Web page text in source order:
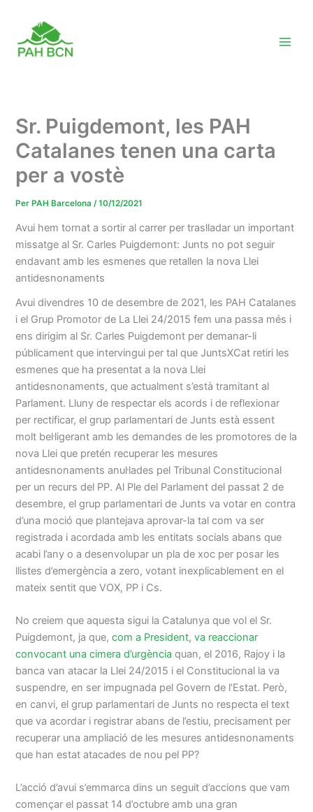
contingut
Sr. Puigdemont, les PAH
Catalanes tenen una carta
per a vostè
Per PAH Barcelona/10/12/2021
Avui hem tornat a sortir al carrer per traslladar un important
missatge al Sr. Carles Puigdemont: Junts no pot seguir
endavant amb les esmenes que retallen la nova Llei
antidesnonaments
Avui divendres 10 de desembre de 2021, les PAH Catalanes
i el Grup Promotor de La Llei 24/2015 fem una passa més i
ens dirigim al Sr. Carles Puigdemont per demanar-li
públicament que intervingui per tal que JuntsXCat retiri les
esmenes que ha presentat a la nova Llei
antidesnonaments, que actualment s’està tramitant al
Parlament. Lluny de respectar els acords i de reflexionar
per rectificar, el grup parlamentari de Junts està essent
molt bel·ligerant amb les demandes de les promotores de la
nova Llei que pretén recuperar les mesures
antidesnonaments anul·lades pel Tribunal Constitucional
per un recurs del PP. Al Ple del Parlament del passat 2 de
desembre, el grup parlamentari de Junts va votar en contra
d’una moció que plantejava aprovar-la tal com va ser
registrada i acordada amb les entitats socials abans que
acabi l’any o a desenvolupar un pla de xoc per posar les
llistes d’emergència a zero, votant inexplicablement en el
mateix sentit que VOX, PP i Cs.
No creiem que aquesta sigui la Catalunya que vol el Sr.
Puigdemont, ja que,com a President, va reaccionar
convocant una cimera d’urgència quan, el 2016, Rajoy i la
banca van atacar la Llei 24/2015 i el Constitucional la va
suspendre, en ser impugnada pel Govern de l’Estat. Però,
en canvi, el grup parlamentari de Junts no respecta el text
que va acordar i registrar abans de l’estiu, precisament per
recuperar una ampliació de les mesures antidesnonaments
que han estat atacades de nou pel PP?
L’acció d’avui s’emmarca dins un seguit d’accions que vam
començar el passat 14 d’octubre amb una gran